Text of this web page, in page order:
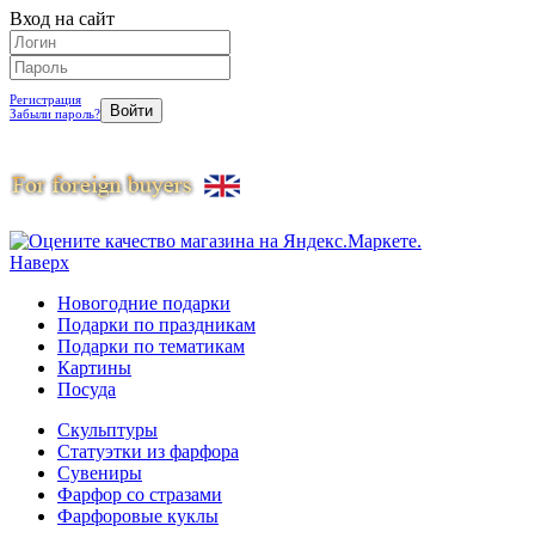
Вход на сайт
Регистрация
Забыли пароль?
Наверх
Новогодние подарки
Подарки по праздникам
Подарки по тематикам
Картины
Посуда
Скульптуры
Статуэтки из фарфора
Сувениры
Фарфор со стразами
Фарфоровые куклы